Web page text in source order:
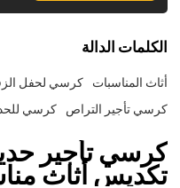
الكلمات الدالة
أثاث المناسبات كرسي لحفل
كرسي تأجير التراص
كرسي
كرسي تأجير
تكديس أثاث